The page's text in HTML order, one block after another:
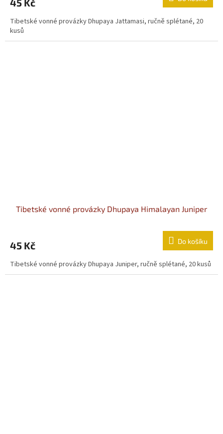
Tibetské vonné provázky Dhupaya Jattamasi, ručně splétané, 20
kusů
Tibetské vonné provázky Dhupaya Himalayan Juniper
45 Kč Do košíku
Tibetské vonné provázky Dhupaya Juniper, ručně splétané, 20 kusů